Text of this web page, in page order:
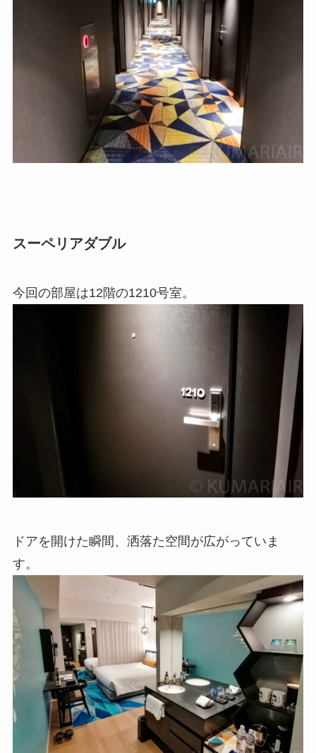
スーペリアダブル
今回の部屋は12階の1210号室。
ドアを開けた瞬間、洒落た空間が広がっていま
す。